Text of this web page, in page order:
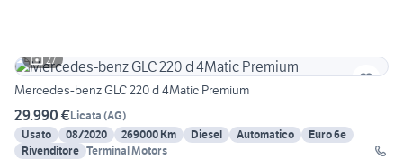
27
Mercedes-benz GLC 220 d 4Matic Premium
29.990 €Licata (AG)
Usato
08/2020 269000 Km Diesel Automatico
Euro 6e
Rivenditore Terminal Motors